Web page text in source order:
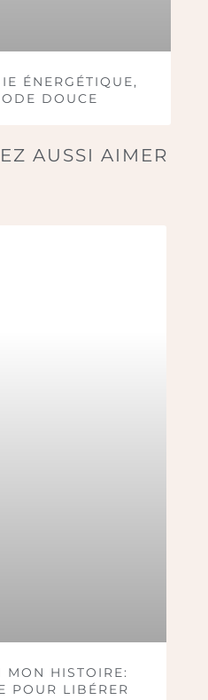
ÉNERGÉTIQUE,
DOUCE
AUSSI AIMER
MON HISTOIRE:
POUR LIBÉRER